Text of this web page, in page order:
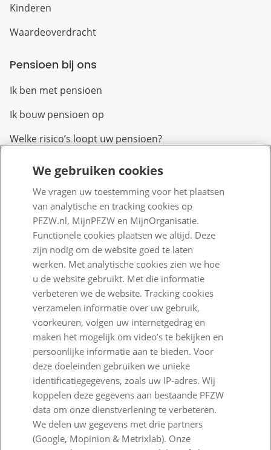
Kinderen
Waardeoverdracht
Pensioen bij ons
Ik ben met pensioen
Ik bouw pensioen op
Welke risico’s loopt uw pensioen?
Over PFZW
Wij zijn PFZW
Beleggen voor een goed pensioen
Nieuwe regels voor pensioen
Zo staan we ervoor
Nieuws
Voor de pers
PFZW Dichtbij
Werken bij PFZW
Responsible disclosure
Digitale toegankelijkheid
Goed Bezig
We gebruiken cookies
We vragen uw toestemming voor het plaatsen
van analytische en tracking cookies op
PFZW.nl, MijnPFZW en MijnOrganisatie.
Functionele cookies plaatsen we altijd. Deze
zijn nodig om de website goed te laten
werken. Met analytische cookies zien we hoe
u de website gebruikt. Met die informatie
verbeteren we de website. Tracking cookies
verzamelen informatie over uw gebruik,
voorkeuren, volgen uw internetgedrag en
maken het mogelijk om video’s te bekijken en
persoonlijke informatie aan te bieden. Voor
deze doeleinden gebruiken we unieke
identificatiegegevens, zoals uw IP-adres. Wij
koppelen deze gegevens aan bestaande PFZW
data om onze dienstverlening te verbeteren.
We delen uw gegevens met drie partners
(Google, Mopinion & Metrixlab). Onze